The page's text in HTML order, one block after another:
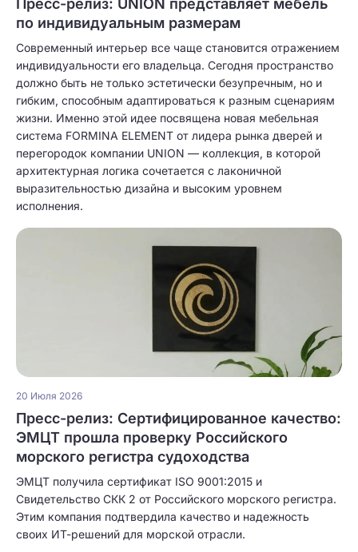
Пресс-релиз: UNION представляет мебель
по индивидуальным размерам
Современный интерьер все чаще становится отражением
индивидуальности его владельца. Сегодня пространство
должно быть не только эстетически безупречным, но и
гибким, способным адаптироваться к разным сценариям
жизни. Именно этой идее посвящена новая мебельная
система FORMINA ELEMENT от лидера рынка дверей и
перегородок компании UNION — коллекция, в которой
архитектурная логика сочетается с лаконичной
выразительностью дизайна и высоким уровнем
исполнения.
20 Июля 2026
Пресс-релиз: Сертифицированное качество:
ЭМЦТ прошла проверку Российского
морского регистра судоходства
ЭМЦТ получила сертификат ISO 9001:2015 и
Свидетельство СКК 2 от Российского морского регистра.
Этим компания подтвердила качество и надежность
своих ИТ-решений для морской отрасли.